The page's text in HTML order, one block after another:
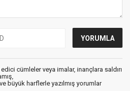
cümleler veya imalar, inançlara saldırı
büyük harflerle yazılmış yorumlar